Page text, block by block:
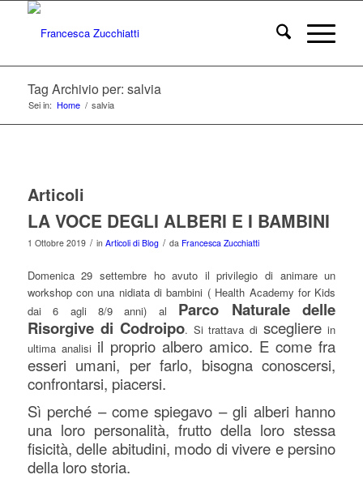
Tag Archivio per: salvia
Sei in: Home / salvia
Articoli
LA VOCE DEGLI ALBERI E I BAMBINI
1 Ottobre 2019 / in Articoli di Blog / da Francesca Zucchiatti
Domenica 29 settembre ho avuto il privilegio di animare un
workshop con una nidiata di bambini ( Health Academy for Kids
dai 6 agli 8/9 anni) al Parco Naturale delle
Risorgive di Codroipo. Si trattava discegliere in
ultima analisi il proprio albero amico. E come fra
esseri umani, per farlo, bisogna conoscersi,
confrontarsi, piacersi.
Sì perché – come spiegavo – gli alberi hanno
una loro personalità, frutto della loro stessa
fisicità, delle abitudini, modo di vivere e persino
della loro storia.